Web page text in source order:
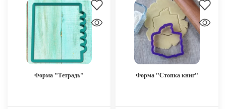
Форма "Тетрадь" Форма "Стопка книг"